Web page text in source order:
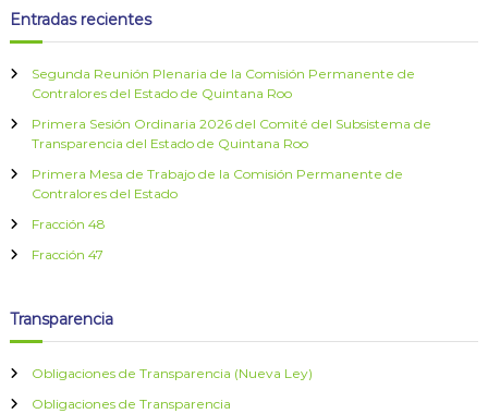
a
d
a
s
Entradas recientes
Segunda Reunión Plenaria de la Comisión Permanente de
Contralores del Estado de Quintana Roo
Primera Sesión Ordinaria 2026 del Comité del Subsistema de
Transparencia del Estado de Quintana Roo
Primera Mesa de Trabajo de la Comisión Permanente de
Contralores del Estado
Fracción 48
Fracción 47
Transparencia
Obligaciones de Transparencia (Nueva Ley)
Obligaciones de Transparencia